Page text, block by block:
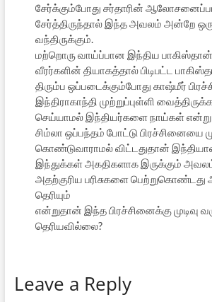
சேர்க்கும்போது சர்தாரின்
சேர்த்திருந்தால் இந்த அவலம் அன்றே ஒரு
வந்திருக்கும்.
மற்றொரு வாய்ப்பான இந்திய பாகிஸ்தான்
வீரர்களின் தியாகத்தால் பிடிபட்ட
திரும்ப ஒப்படைக்கும்போது காஷ்மீர்
இந்திராகாந்தி முற்றுப்புள்ளி
செய்யாமல் இந்தியர்களை நாய்கள் என்று
சிம்லா ஒப்பந்தம் போட்டு பிரச்சினையை
கொண்டுவாராமல் விட்டதுதான்
இந்துக்கள் அகதிகளாக இருக்கும்
அதற்குரிய பரிசுகளை
தெரியும்
என்றுதான் இந்த பிரச்சினைக்கு முடிவு
தெரியவில்லை?
Leave a Reply